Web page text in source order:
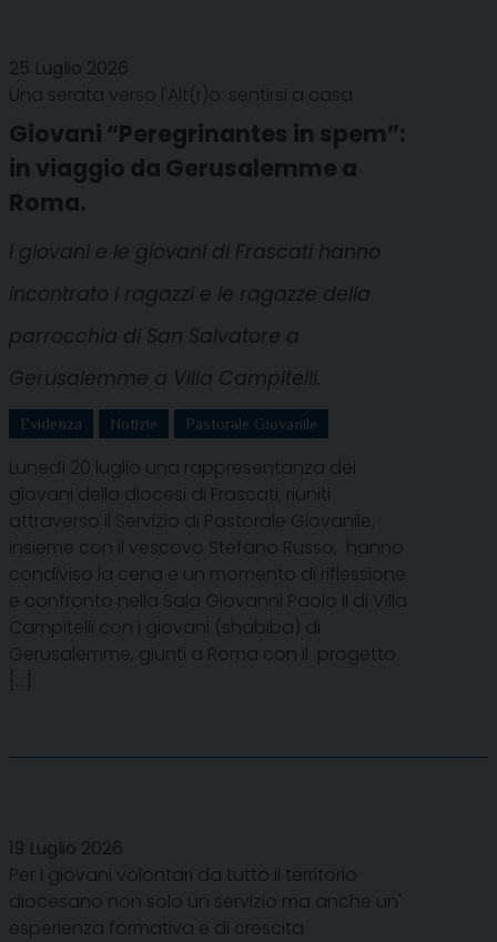
25 Luglio 2026
Una serata verso l'Alt(r)o: sentirsi a casa
Giovani “Peregrinantes in spem”:
in viaggio da Gerusalemme a
Roma.
I giovani e le giovani di Frascati hanno
incontrato i ragazzi e le ragazze della
parrocchia di San Salvatore a
Gerusalemme a Villa Campitelli.
Evidenza Notizie Pastorale Giovanile
Lunedì 20 luglio una rappresentanza dei
giovani della diocesi di Frascati, riuniti
attraverso il Servizio di Pastorale Giovanile,
insieme con il vescovo Stefano Russo, hanno
condiviso la cena e un momento di riflessione
e confronto nella Sala Giovanni Paolo II di Villa
Campitelli con i giovani (shabiba) di
Gerusalemme, giunti a Roma con il progetto
19 Luglio 2026
Per i giovani volontari da tutto il territorio
diocesano non solo un servizio ma anche un'
esperienza formativa e di crescita